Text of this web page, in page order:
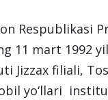
Respublikasi
11 mart 1992
Jizzax filiali,
yo‘llari